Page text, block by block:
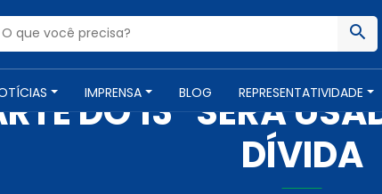
IMPRENSA BLOG REPRESENTATIVIDADE
IMPRENSA -1 DE DEZEMBRO
DO 13º SERÁ
DÍVIDA